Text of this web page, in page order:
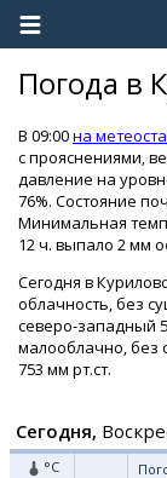
Погода в
В 09:00на
с прояснениями,
давление на
76%. Состояние
Минимальная
12 ч. выпало 2 мм
Сегодня в
облачность, без
северо-западный 5
малооблачно, без
753 мм рт.ст.
Сегодня,
°C